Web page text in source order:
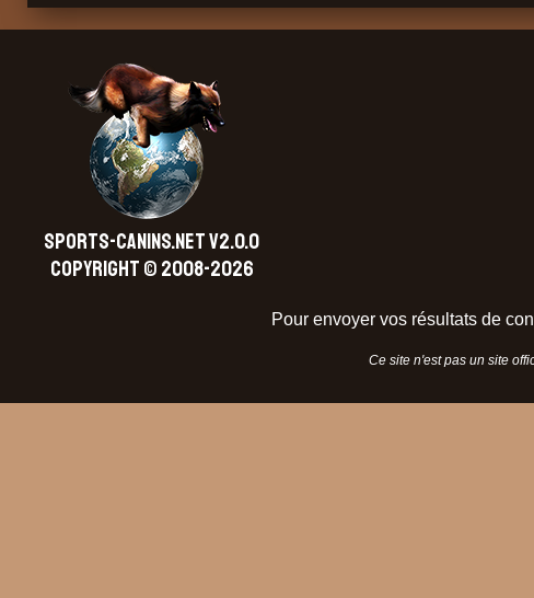
SPORTS-CANINS.NET V2.0.0
Copyright © 2008-2026
Pour envoyer vos résultats de
Ce site n'est pas un site